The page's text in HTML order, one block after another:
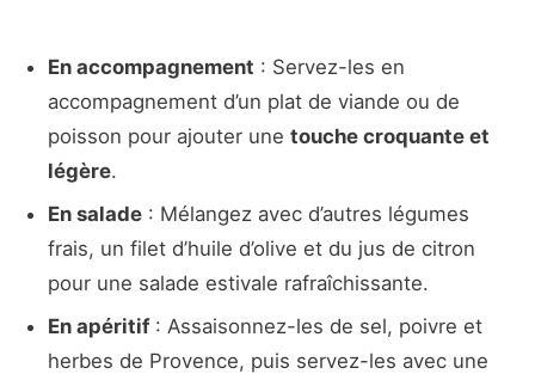
En accompagnement : Servez-les en
accompagnement d’un plat de viande ou de
poisson pour ajouter une touche croquante et
légère.
En salade: Mélangez avec d’autres légumes
frais, un filet d’huile d’olive et du jus de citron
pour une salade estivale rafraîchissante.
En apéritif: Assaisonnez-les de sel, poivre et
herbes de Provence, puis servez-les avec une